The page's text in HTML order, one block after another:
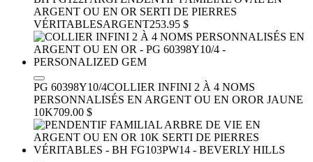
ARGENT OU EN OR SERTI DE PIERRES
VÉRITABLESARGENT253.95 $
PG 60398Y10/4COLLIER INFINI 2 À 4 NOMS
PERSONNALISÉS EN ARGENT OU EN OROR JAUNE
10K709.00 $